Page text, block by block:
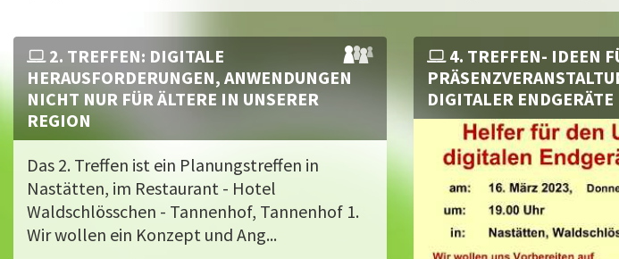
2. TREFFEN: DIGITALE
HERAUSFORDERUNGEN, ANWENDUNGEN
NICHT NUR FÜR ÄLTERE IN UNSERER
REGION
Das 2. Treffen ist ein Planungstreffen in
Nastätten, im Restaurant - Hotel
Waldschlösschen - Tannenhof, Tannenhof 1.
Wir wollen ein Konzept und Ang...
4. TREFFEN- IDEEN
DIGITALER ENDGERÄTE